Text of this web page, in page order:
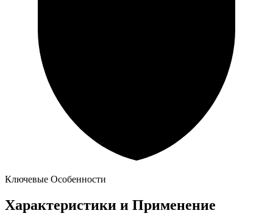
Ключевые Особенности
Характеристики и Применение